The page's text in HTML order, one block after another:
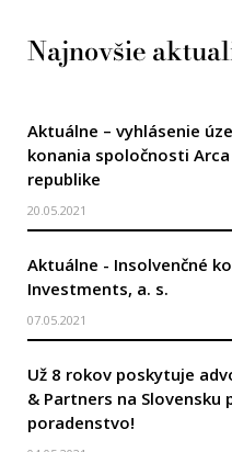
Najnovšie
Aktuálne – vyhlásenie
konania spoločnosti
republike
20.05.2021
Aktuálne - Insolvenčné
Investments, a. s.
07.05.2021
Už 8 rokov poskytuje
& Partners na Slovensku
poradenstvo!